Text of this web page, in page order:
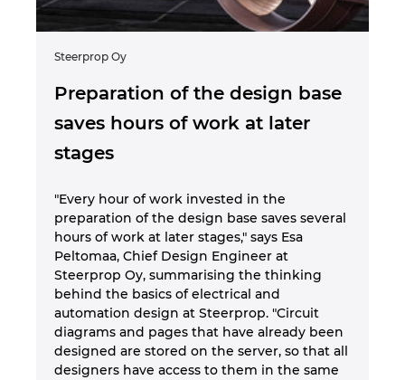
Steerprop Oy
Preparation of the design base
saves hours of work at later
stages
"Every hour of work invested in the
preparation of the design base saves several
hours of work at later stages," says Esa
Peltomaa, Chief Design Engineer at
Steerprop Oy, summarising the thinking
behind the basics of electrical and
automation design at Steerprop. "Circuit
diagrams and pages that have already been
designed are stored on the server, so that all
designers have access to them in the same